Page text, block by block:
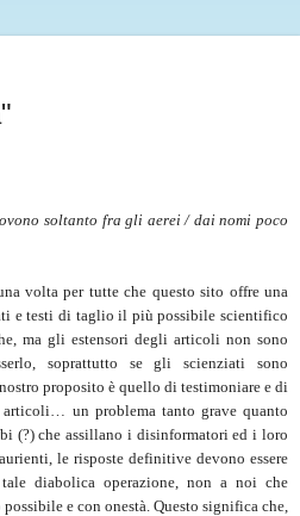
soltanto fra gli aerei / dai nomi poco
volta per tutte che questo sito offre una
e testi di taglio il più possibile scientifico
ma gli estensori degli articoli non sono
soprattutto se gli scienziati sono
proposito è quello di testimoniare e di
un problema tanto grave quanto
(?) che assillano i disinformatori ed i loro
le risposte definitive devono essere
diabolica operazione, non a noi che
e con onestà. Questo significa che,